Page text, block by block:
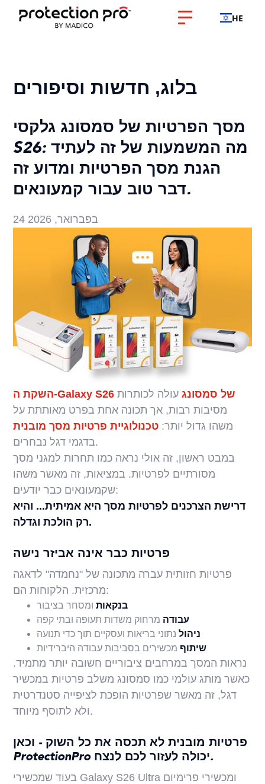
HE
בלוג, חדשות וסיפורים
מסך הפרטיות של סמסונג גלקסי
S26: מה המשמעות של זה לעתיד
הגנת מסך הפרטיות ומדוע זה
דבר טוב עבור קמעונאים.
24 בפברואר, 2026
השקת ה-Galaxy S26 של סמסונגעולה לכותרות
מסיבות רבות, אך תכונה אחת בפרט מאותתת על
משהו גדול יותר: טכנולוגיית פרטיות מסך מובנית
בדגמי דגל נבחרים.
במבט ראשון, זה אולי נראה כמו תחרות למגני מסך
מסורתיים לפרטיות. במציאות, זה מאשר משהו
שקמעונאים כבר יודעים:
דרישת הצרכנים לפרטיות מסך היא אמיתית... והיא
רק הולכת וגדלה.
פרטיות כבר אינה אביזר נישה
פרטיות חזותית עברה מתכונה של "נחמדה" לדאגה
מרכזית. הלקוחות הם:
בנקאותומסחר בציבור
עבודה מרחוק משדות תעופה ובתי קפה
ניהולנתוני בריאות ועסקיים תוך כדי תנועה
שיתוף מכשירים בסביבות עבודה היברידיות
נראות המסך במרחבים ציבוריים חשובה יותר מתמיד.
כאשר מותג עולמי כמו סמסונג משלב פרטיות במכשיר
דגל, זה מאשר שפרטיות הופכת לציפייה סטנדרטית
ולא לתוסף מיוחד.
פרטיות מובנית לא תכסה את כל השוק - וכאן
ProtectionPro יכולה לעזור לכם לנצח.
בעוד שמכשירי Galaxy S26 Ultra ומכשירי פרימיום